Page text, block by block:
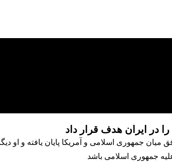
میان جمهوری اسلامی و آمریکا پایان یافته و او
جمهوری اسلامی باشد